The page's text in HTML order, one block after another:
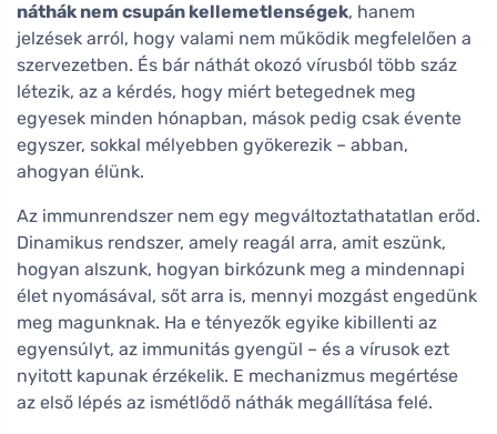
náthák nem csupán kellemetlenségek, hanem
jelzések arról, hogy valami nem működik megfelelően a
szervezetben. És bár náthát okozó vírusból több száz
létezik, az a kérdés, hogy miért betegednek meg
egyesek minden hónapban, mások pedig csak évente
egyszer, sokkal mélyebben gyökerezik – abban,
ahogyan élünk.
Az immunrendszer nem egy megváltoztathatatlan erőd.
Dinamikus rendszer, amely reagál arra, amit eszünk,
hogyan alszunk, hogyan birkózunk meg a mindennapi
élet nyomásával, sőt arra is, mennyi mozgást engedünk
meg magunknak. Ha e tényezők egyike kibillenti az
egyensúlyt, az immunitás gyengül – és a vírusok ezt
nyitott kapunak érzékelik. E mechanizmus megértése
az első lépés az ismétlődő náthák megállítása felé.